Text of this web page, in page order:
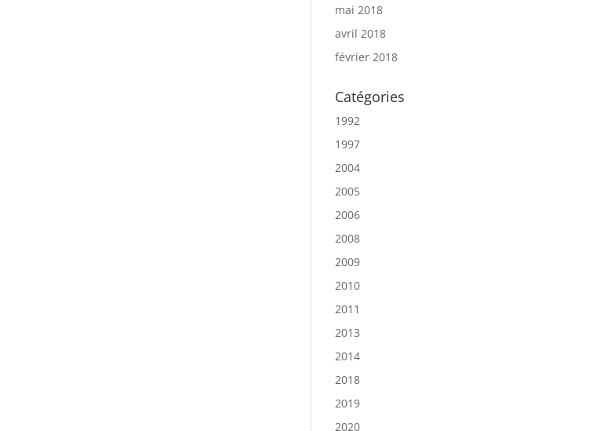
mai 2018
avril 2018
février 2018
Catégories
1992
1997
2004
2005
2006
2008
2009
2010
2011
2013
2014
2018
2019
2020